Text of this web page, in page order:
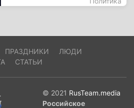
ПРАЗДНИКИ
ЛЮДИ
СТАТЬИ
© 2021 RusTeam.media
Российское